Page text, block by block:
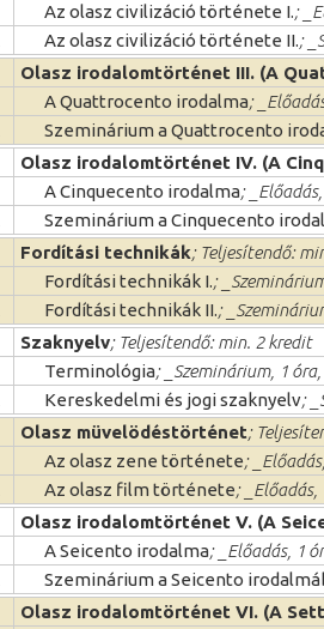
Az olasz civilizáció története I.;
Az olasz civilizáció története II.;
Olasz irodalomtörténet III. (A
A Quattrocento irodalma;
Szeminárium a Quattrocento
Olasz irodalomtörténet IV. (A
A Cinquecento irodalma;
Szeminárium a Cinquecento
Fordítási technikák; Teljesítendő:
Fordítási technikák I.;
Fordítási technikák II.;
Szaknyelv; Teljesítendő: min. 2 kredit
Terminológia; _Szeminárium, 1
Kereskedelmi és jogi szaknyelv;
Olasz müvelödéstörténet;
Az olasz zene története;
Az olasz film története;
Olasz irodalomtörténet V. (A
A Seicento irodalma; _Előadás, 1
Szeminárium a Seicento
Olasz irodalomtörténet VI. (A